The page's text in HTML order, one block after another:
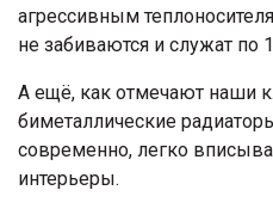
агрессивным
не забиваются и служат по
А ещё, как отмечают наши
биметаллические
современно, легко
интерьеры.